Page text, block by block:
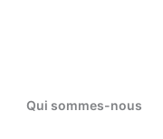
Qui sommes-nous